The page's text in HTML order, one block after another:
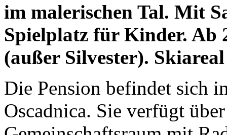
im malerischen Tal. Mit
Spielplatz für Kinder. Ab
(außer Silvester).
Die Pension befindet sich
Oscadnica. Sie verfügt